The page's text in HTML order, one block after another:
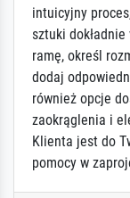
intuicyjny
sztuki dokładnie
ramę, określ
dodaj
również opcje
zaokrąglenia i
Klienta jest do
pomocy w